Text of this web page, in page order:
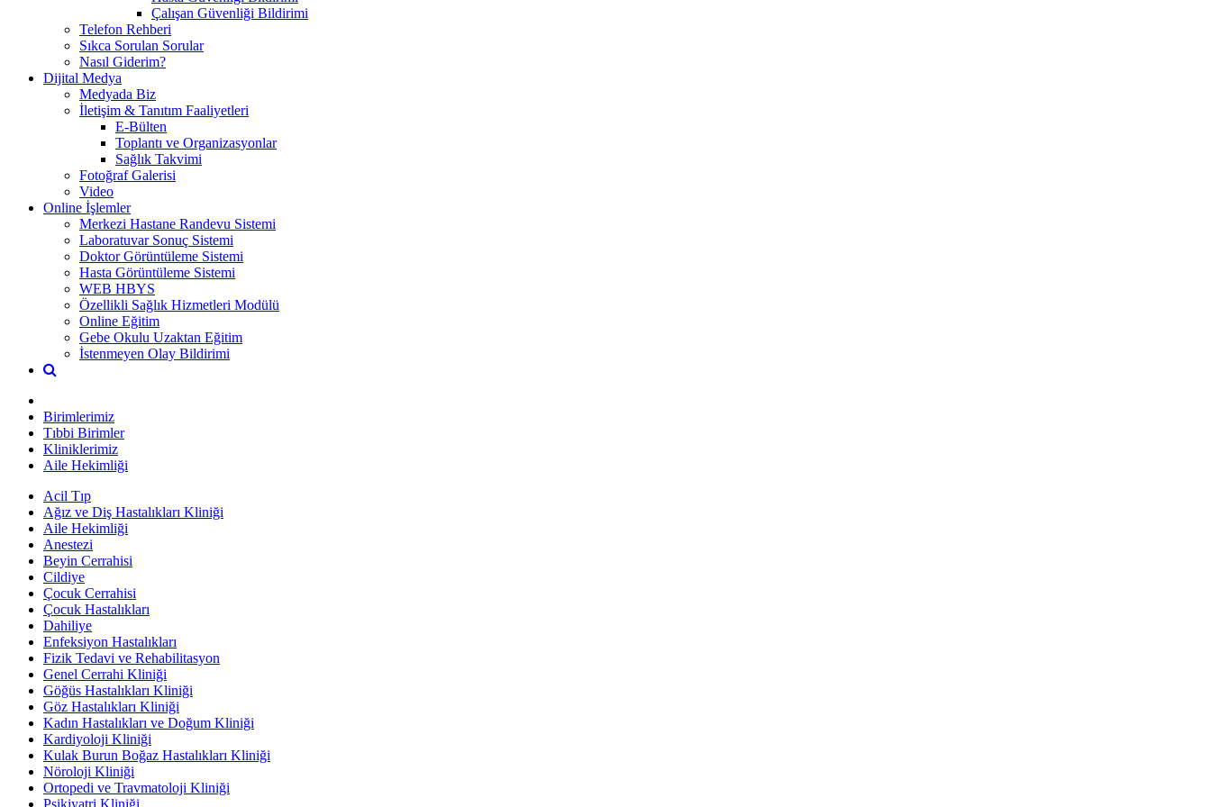
Çalışan Güvenliği Bildirimi
Telefon Rehberi
Sıkca Sorulan Sorular
Nasıl Giderim?
Dijital Medya
Medyada Biz
İletişim & Tanıtım Faaliyetleri
E-Bülten
Toplantı ve Organizasyonlar
Sağlık Takvimi
Fotoğraf Galerisi
Video
Online İşlemler
Merkezi Hastane Randevu Sistemi
Laboratuvar Sonuç Sistemi
Doktor Görüntüleme Sistemi
Hasta Görüntüleme Sistemi
WEB HBYS
Özellikli Sağlık Hizmetleri Modülü
Online Eğitim
Gebe Okulu Uzaktan Eğitim
İstenmeyen Olay Bildirimi
Birimlerimiz
Tıbbi Birimler
Kliniklerimiz
Aile Hekimliği
Acil Tıp
Ağız ve Diş Hastalıkları Kliniği
Aile Hekimliği
Anestezi
Beyin Cerrahisi
Cildiye
Çocuk Cerrahisi
Çocuk Hastalıkları
Dahiliye
Enfeksiyon Hastalıkları
Fizik Tedavi ve Rehabilitasyon
Genel Cerrahi Kliniği
Göğüs Hastalıkları Kliniği
Göz Hastalıkları Kliniği
Kadın Hastalıkları ve Doğum Kliniği
Kardiyoloji Kliniği
Kulak Burun Boğaz Hastalıkları Kliniği
Nöroloji Kliniği
Ortopedi ve Travmatoloji Kliniği
Psikiyatri Kliniği